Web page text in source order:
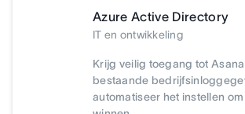
Azure Active Directory
IT en ontwikkeling
Krijg veilig toegang tot
bestaande
automatiseer het instellen